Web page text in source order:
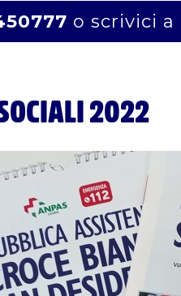
o scrivici a
2022